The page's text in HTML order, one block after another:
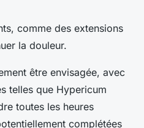
comme des extensions
la douleur.
être envisagée, avec
telles que Hypericum
toutes les heures
complétées